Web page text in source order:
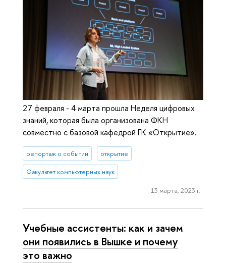
27 февраля - 4 марта прошла Неделя цифровых
знаний, которая была организована ФКН
совместно с базовой кафедрой ГК «Открытие».
репортаж о событии открытие
Факультет компьютерных наук
13 марта, 2023 г.
Учебные ассистенты: как и зачем
они появились в Вышке и почему
это важно